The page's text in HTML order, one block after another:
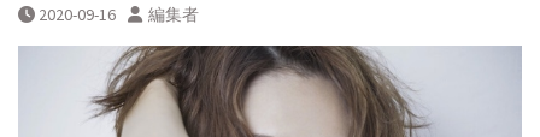
2020-09-16 編集者